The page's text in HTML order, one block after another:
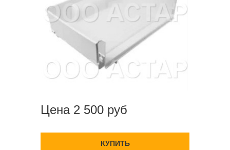
Цена 2 500 руб
КУПИТЬ